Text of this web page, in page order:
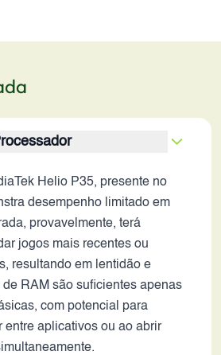
Helio P35, presente no
desempenho limitado em
provavelmente, terá
jogos mais recentes ou
resultando em lentidão e
RAM são suficientes apenas
com potencial para
entre aplicativos ou ao abrir